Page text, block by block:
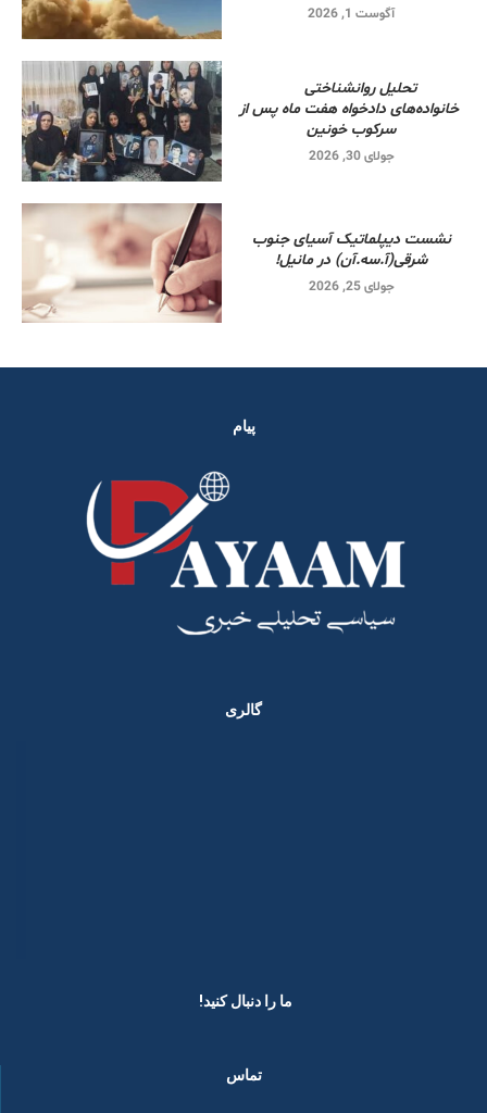
آگوست 1, 2026
تحلیل روانشناختی
خانواده‌های دادخواه هفت ماه پس از
سرکوب خونین
جولای 30, 2026
نشست دیپلماتیک آسیای جنوب
شرقی‌(آ.سه.آن) در مانیل!
جولای 25, 2026
پیام
گالری
ما را دنبال کنید! ​
تماس